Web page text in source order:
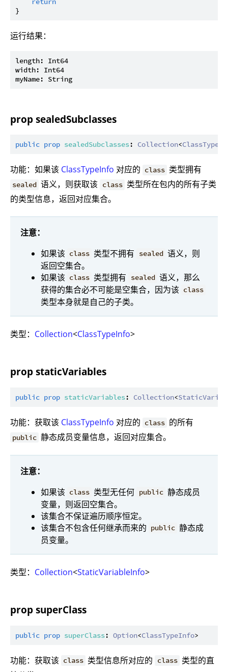
运行结果：
length: Int64
width: Int64
prop sealedSubclasses
public prop sealedSubclasses: Collection<
功能：如果该 ClassTypeInfo 对应的 class 类型拥有
sealed 语义，则获取该 class 类型所在包内的所有子类
的类型信息，返回对应集合。
注意：
如果该 class 类型不拥有 sealed 语义，则
返回空集合。
如果该 class 类型拥有 sealed 语义，那么
获得的集合必不可能是空集合，因为该 class
类型本身就是自己的子类。
类型： Collection<ClassTypeInfo>
prop staticVariables
public prop staticVariables: Collection<
功能：获取该 ClassTypeInfo 对应的 class 的所有
public 静态成员变量信息，返回对应集合。
注意：
如果该 class 类型无任何 public 静态成员
变量，则返回空集合。
该集合不保证遍历顺序恒定。
该集合不包含任何继承而来的 public 静态成
员变量。
类型： Collection<StaticVariableInfo>
prop superClass
public prop superClass: Option<ClassTypeInfo
功能：获取该 class 类型信息所对应的 class 类型的直